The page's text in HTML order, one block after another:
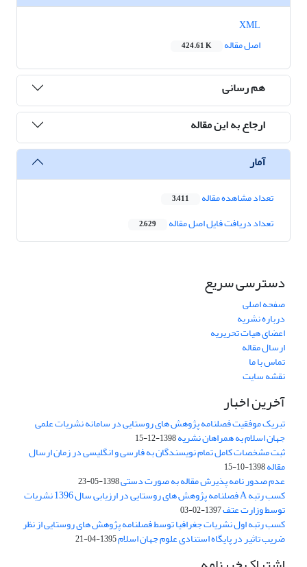
اصل مقاله
424.61 K
هم رسانی
ارجاع به این مقاله
آمار
تعداد مشاهده مقاله 3,411
تعداد دریافت فایل اصل مقاله 2,629
دسترسی سریع
صفحه اصلی
درباره نشریه
اعضای هیات تحریریه
ارسال مقاله
تماس با ما
نقشه سایت
آخرین اخبار
تبریک موفقیت فصلنامه پژوهش های روستایی در سامانه نشریات علمی
جهان اسلام به همراهان نشریه1398-12-15
ثبت مشخصات کامل تمام نویسندگان به فارسی و انگلیسی در زمان ارسال
مقاله1398-10-15
عدم صدور نامه پذیرش مقاله به صورت دستی1398-05-23
کسب رتبه A فصلنامه پژوهش های روستایی در ارزیابی سال 1396 نشریات
توسط وزارت عتف1397-02-03
کسب رتبه اول نشریات جغرافیا توسط فصلنامه پژوهش های روستایی از نظر
ضریب تاثیر در پایگاه استنادی علوم جهان اسلام1395-04-21